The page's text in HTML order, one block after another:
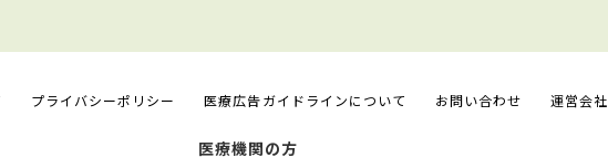
プライバシーポリシー 医療広告ガイドラインについて お問い合わせ 運営会社
医療機関の方